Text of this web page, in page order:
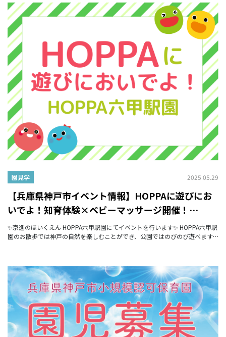
園見学 2025.05.29
【兵庫県神戸市イベント情報】HOPPAに遊びにお
いでよ！知育体験×ベビーマッサージ開催！
【HOPPA六甲駅園】
✨京進のほいくえん HOPPA六甲駅園にてイベントを行います✨ HOPPA六甲駅
園のお散歩では神戸の自然を楽しむことができ、公園ではのびのび遊べます✨